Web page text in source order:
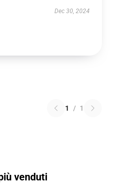
Dec 30, 2024
1 / 1
venduti